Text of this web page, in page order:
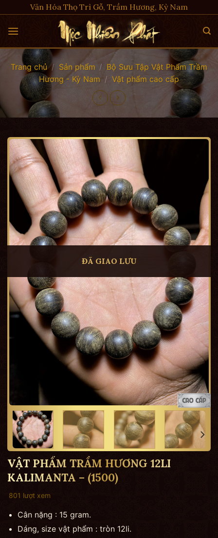
to
content
Văn Hóa Thọ Trì Gỗ, Trầm Hương, Kỳ Nam
Trang chủ / Sản phẩm / Bộ Sưu Tập Vật Phẩm Trầm
Hương - Kỳ Nam / Vật phẩm cao cấp
ĐÃ GIAO LƯU
VẬT PHẨM TRẦM HƯƠNG 12LI
KALIMANTA – (1500)
801 lượt xem
Cân nặng : 15 gram.
Dáng, size vật phẩm : tròn 12li.